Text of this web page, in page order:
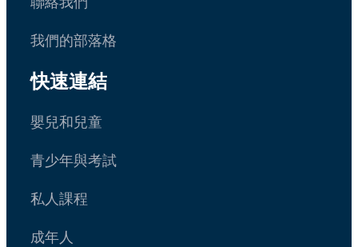
我們的部落格
快速連結
嬰兒和兒童
青少年與考試
私人課程
成年人